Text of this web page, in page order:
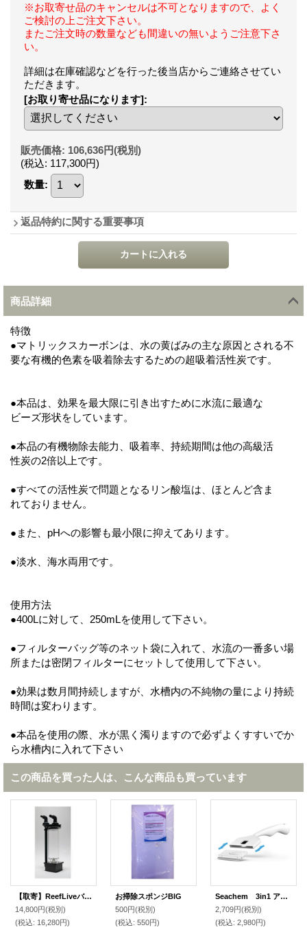
※お取寄せ品のキャンセルは不可となりますので、よく
ご検討の上ご注文下さい。
またご注文時の数量なども間違いの無いようご注意下さ
い。
詳細は在庫確認などを行った後当店からご連絡させてい
ただきます。
[お取り寄せ品になります]:
販売価格: 106,636円(税別)
(税込: 117,300円)
数量:
返品特約に関する重要事項
商品詳細
特徴
●マトリックスカーボンは、水の黄ばみの主な原因とされる不
要な有機的色素を吸着除去するための超吸着活性炭です。
●本品は、効果を最大限に引き出すために水流に最適な
ビーズ形状をしています。
●本品の有機物除去能力、吸着率、持続期間は他の高級活
性炭の2倍以上です。
●すべての活性炭で問題となるリン酸塩は、ほとんど含ま
れておりません。
●また、pHへの影響も最小限に抑えてあります。
●淡水、海水両用です。
使用方法
●400Lに対して、250mLを使用して下さい。
●フィルターバッグ等のネット袋に入れて、水流の一番多い場
所または密閉フィルターにセットして使用して下さい。
●効果は数月間持続しますが、水槽内の不純物の量により持続
時間は変わります。
●本品を使用の際、水が黒く濁りますので必ずよくすすいでか
ら水槽内に入れて下さい
この商品を買った人は、こんな商品も買っています
【取寄】ReefLiveバイオペレットリアクター外部式BR-300EXT ブラック
14,800円(税別)
(税込: 16,280円)
お掃除スポンジBIG
500円(税別)
(税込: 550円)
Seachem 3in1 アルジースクレーパー15cm
2,709円(税別)
(税込: 2,980円)